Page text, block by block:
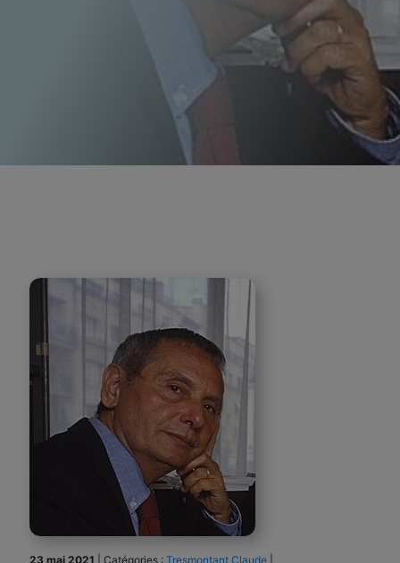
23 mai 2021 Catégories : Tresmontant Claude